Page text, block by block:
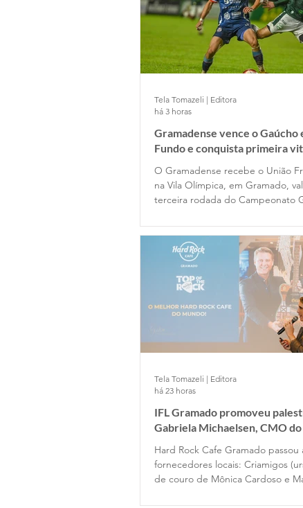
Gramadense vence o Gaúcho
Fundo e conquista primeira
O Gramadense recebe o União
na Vila Olímpica, em Gramado,
terceira rodada do Campeonato
Tela Tomazeli | Editora
há 3 horas
IFL Gramado promoveu
Gabriela Michaelsen, CMO do
Cafe Gramado
Hard Rock Cafe Gramado passou
fornecedores locais: Criamigos
de couro de Mônica Cardoso e
Tela Tomazeli | Editora
há 23 horas